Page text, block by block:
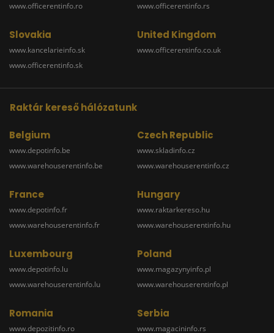
www.officerentinfo.ro
www.officerentinfo.rs
Slovakia
www.kancelarieinfo.sk
www.officerentinfo.sk
United Kingdom
www.officerentinfo.co.uk
Raktár kereső hálózatunk
Belgium
www.depotinfo.be
www.warehouserentinfo.be
Czech Republic
www.skladinfo.cz
www.warehouserentinfo.cz
France
www.depotinfo.fr
www.warehouserentinfo.fr
Hungary
www.raktarkereso.hu
www.warehouserentinfo.hu
Luxembourg
www.depotinfo.lu
www.warehouserentinfo.lu
Poland
www.magazynyinfo.pl
www.warehouserentinfo.pl
Romania
www.depozitinfo.ro
Serbia
www.magacininfo.rs